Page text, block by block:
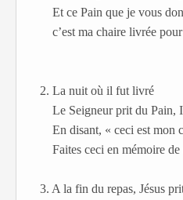
Et ce Pain que je vous
c’est ma chaire livrée
2. La nuit où il fut livré
Le Seigneur prit du Pain,
En disant, « ceci est mon
Faites ceci en mémoire
3. A la fin du repas, Jésus